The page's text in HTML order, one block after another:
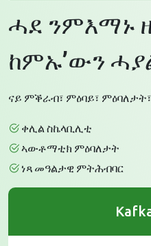
ሓደ ንምእማኑ
ከምኡ’ውን
ናይ ምቕራብ፣ ምዕባይ፣
ቀሊል ስኬላቢሊቲ
ኣውቶማቲክ ምዕባለታት
ነጻ መዓልታዊ ምትሕብባር